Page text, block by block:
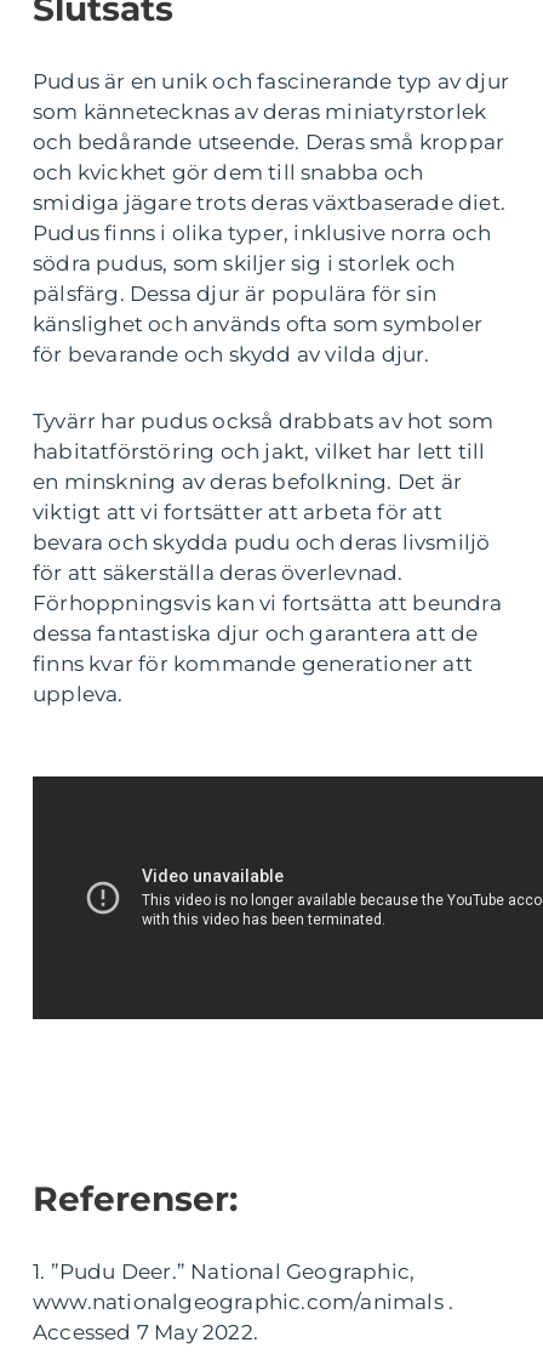
Slutsats
Pudus är en unik och fascinerande typ av djur
som kännetecknas av deras miniatyrstorlek
och bedårande utseende. Deras små kroppar
och kvickhet gör dem till snabba och
smidiga jägare trots deras växtbaserade diet.
Pudus finns i olika typer, inklusive norra och
södra pudus, som skiljer sig i storlek och
pälsfärg. Dessa djur är populära för sin
känslighet och används ofta som symboler
för bevarande och skydd av vilda djur.
Tyvärr har pudus också drabbats av hot som
habitatförstöring och jakt, vilket har lett till
en minskning av deras befolkning. Det är
viktigt att vi fortsätter att arbeta för att
bevara och skydda pudu och deras livsmiljö
för att säkerställa deras överlevnad.
Förhoppningsvis kan vi fortsätta att beundra
dessa fantastiska djur och garantera att de
finns kvar för kommande generationer att
uppleva.
Referenser:
1. ”Pudu Deer.” National Geographic,
www.nationalgeographic.com/animals .
Accessed 7 May 2022.